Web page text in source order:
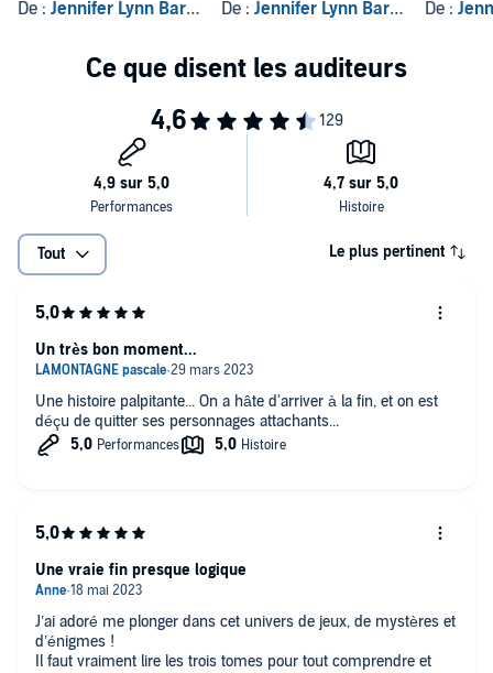
De : Jennifer Lynn Barnes , et autres
- Les ultimes secrets -
événement. Des
nouvelles révélations
sur Avery et la famille
Hawthorne
De : Jennifer Lynn Barnes , et
De :
Tout Le plus pertinent
Une histoire palpitante... On a hâte d'arriver à la fin, et on est
déçu de quitter ses personnages attachants...
Un très bon moment...
J’ai adoré me plonger dans cet univers de jeux, de mystères et
d’énigmes !
Il faut vraiment lire les trois tomes pour tout comprendre et
Une vraie fin presque logique